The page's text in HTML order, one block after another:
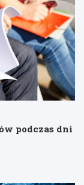
podczas dni